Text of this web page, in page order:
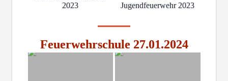
2023
Jugendfeuerwehr 2023
Feuerwehrschule 27.01.2024